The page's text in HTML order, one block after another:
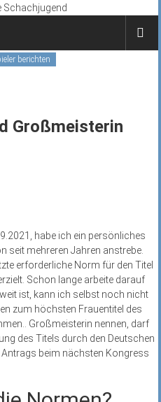
berichten
Großmeisterin
habe ich ein persönliches
seit mehreren Jahren anstrebe.
erforderliche Norm für den Titel
Schon lange arbeite darauf
ist, kann ich selbst noch nicht
zum höchsten Frauentitel des
Großmeisterin nennen, darf
des Titels durch den Deutschen
beim nächsten Kongress